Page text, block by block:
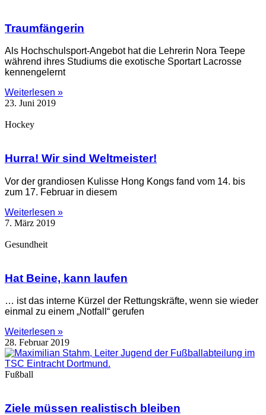
Traumfängerin
Als Hochschulsport-Angebot hat die Lehrerin Nora Teepe
während ihres Studiums die exotische Sportart Lacrosse
kennengelernt
Weiterlesen »
23. Juni 2019
Hockey
Hurra! Wir sind Weltmeister!
Vor der grandiosen Kulisse Hong Kongs fand vom 14. bis
zum 17. Februar in diesem
Weiterlesen »
7. März 2019
Gesundheit
Hat Beine, kann laufen
… ist das interne Kürzel der Rettungskräfte, wenn sie wieder
einmal zu einem „Notfall“ gerufen
Weiterlesen »
28. Februar 2019
Fußball
Ziele müssen realistisch bleiben